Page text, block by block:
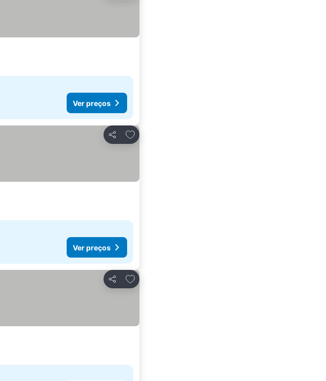
Ver preços
Partilhar
Adicionar aos favoritos
Ver preços
Partilhar
Adicionar aos favoritos